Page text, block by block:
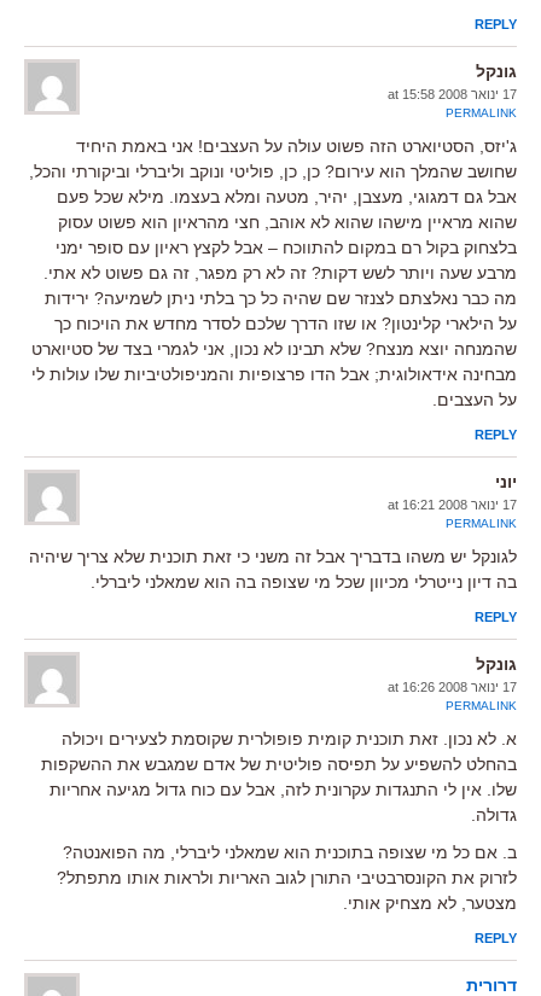
REPLY
גונקל
17 ינואר 2008 at 15:58
PERMALINK
ג'יזס, הסטיוארט הזה פשוט עולה על העצבים! אני באמת היחיד
שחושב שהמלך הוא עירום? כן, כן, פוליטי ונוקב וליברלי וביקורתי והכל,
אבל גם דמגוגי, מעצבן, יהיר, מטעה ומלא בעצמו. מילא שכל פעם
שהוא מראיין מישהו שהוא לא אוהב, חצי מהראיון הוא פשוט עסוק
בלצחוק בקול רם במקום להתווכח – אבל לקצץ ראיון עם סופר ימני
מרבע שעה ויותר לשש דקות? זה לא רק מפגר, זה גם פשוט לא אתי.
מה כבר נאלצתם לצנזר שם שהיה כל כך בלתי ניתן לשמיעה? ירידות
על הילארי קלינטון? או שזו הדרך שלכם לסדר מחדש את הויכוח כך
שהמנחה יוצא מנצח? שלא תבינו לא נכון, אני לגמרי בצד של סטיוארט
מבחינה אידאולוגית; אבל הדו פרצופיות והמניפולטיביות שלו עולות לי
על העצבים.
REPLY
יוני
17 ינואר 2008 at 16:21
PERMALINK
לגונקל יש משהו בדבריך אבל זה משני כי זאת תוכנית שלא צריך שיהיה
בה דיון נייטרלי מכיוון שכל מי שצופה בה הוא שמאלני ליברלי.
REPLY
גונקל
17 ינואר 2008 at 16:26
PERMALINK
א. לא נכון. זאת תוכנית קומית פופולרית שקוסמת לצעירים ויכולה
בהחלט להשפיע על תפיסה פוליטית של אדם שמגבש את ההשקפות
שלו. אין לי התנגדות עקרונית לזה, אבל עם כוח גדול מגיעה אחריות
גדולה.
ב. אם כל מי שצופה בתוכנית הוא שמאלני ליברלי, מה הפואנטה?
לזרוק את הקונסרבטיבי התורן לגוב האריות ולראות אותו מתפתל?
מצטער, לא מצחיק אותי.
REPLY
דרורית